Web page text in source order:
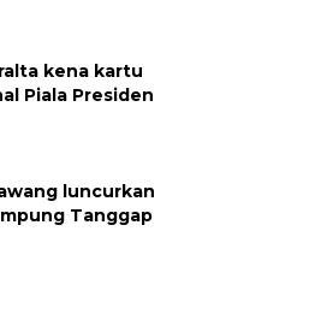
kena kartu
Piala Presiden
luncurkan
Tanggap